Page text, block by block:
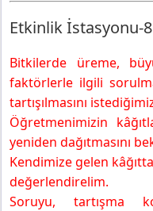
Etkinlik İstasyonu-8
Bitkilerde üreme,
faktörlerle ilgili
tartışılmasını
Öğretmenimizin
yeniden dağıtmasını
Kendimize gelen
değerlendirelim.
Soruyu, tartışma